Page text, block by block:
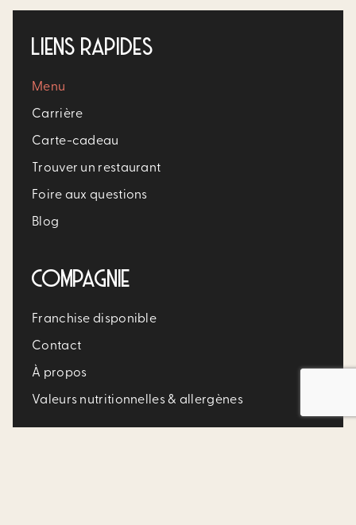
LIENS RAPIDES
Menu
Carrière​
Carte-cadeau
Trouver un restaurant​
Foire aux questions
Blog
COMPAGNIE
Franchise disponible
Contact
À propos
Valeurs nutritionnelles & allergènes